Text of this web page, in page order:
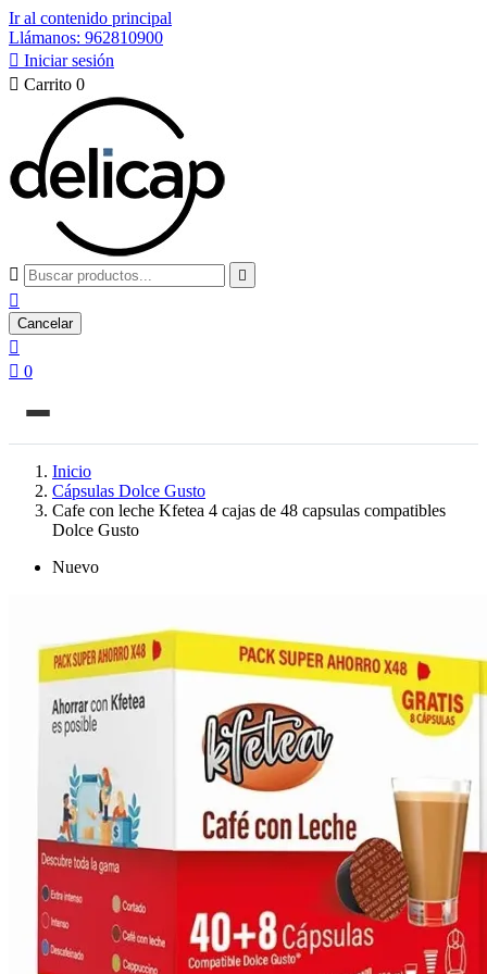
Ir al contenido principal
Llámanos: 962810900
 Iniciar sesión
 Carrito 0
 

Cancelar

 0
Inicio
Cápsulas Dolce Gusto
Cafe con leche Kfetea 4 cajas de 48 capsulas compatibles
Dolce Gusto
Nuevo